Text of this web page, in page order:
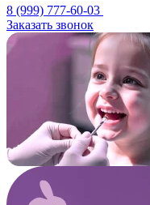
8 (999) 777-60-03
Заказать звонок